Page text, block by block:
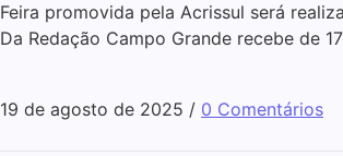
Feira promovida pela Acrissul será
Da Redação Campo Grande recebe de
19 de agosto de 2025 / 0 Comentários